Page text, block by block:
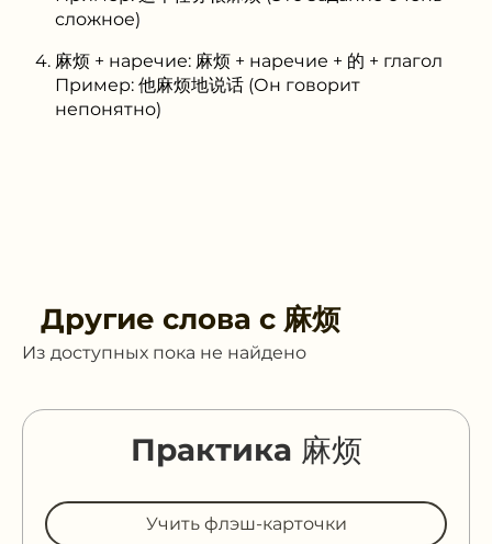
сложное)
麻烦 + наречие: 麻烦 + наречие + 的 + глагол
Пример: 他麻烦地说话 (Он говорит
непонятно)
Другие слова с 麻烦
Из доступных пока не найдено
Практика 麻烦
Учить флэш-карточки